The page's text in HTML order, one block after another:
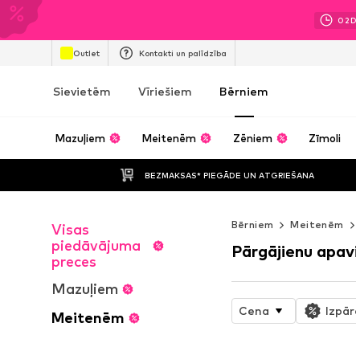
02
Outlet Kontakti un palīdzība
Sievietēm Vīriešiem Bērniem
Mazuļiem Meitenēm Zēniem Zīmoli
BEZMAKSAS* PIEGĀDE UN ATGRIEŠANA
Visas
piedāvājuma
preces
Mazuļiem
Meitenēm
Bērniem Meitenēm
Pārgājienu
Cena